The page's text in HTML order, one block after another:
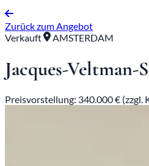
Zurück zum Angebot
Verkauft
AMSTERDAM
Jacques-Veltman-
Preisvorstellung: 340.000 € (zzgl.